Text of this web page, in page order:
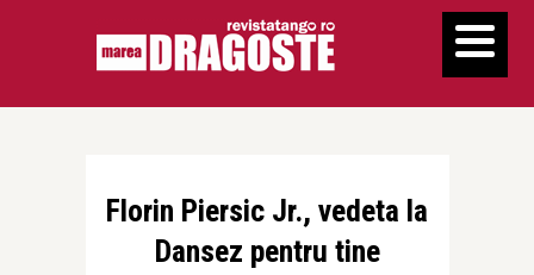
Florin Piersic Jr., vedeta la
Dansez pentru tine